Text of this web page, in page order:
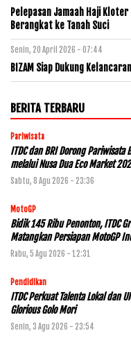
Pelepasan Jamaah Haji Kloter
Berangkat ke Tanah Suci
Senin, 20 April 2026 - 07:44
BIZAM Siap Dukung
BERITA TERBARU
Pariwisata
ITDC dan BRI Dorong Pariwisata
melalui Nusa Dua Eco Market
Sabtu, 8 Agu 2026 - 23:36
MotoGP
Bidik 145 Ribu Penonton, ITDC
Matangkan Persiapan MotoGP
Rabu, 5 Agu 2026 - 12:31
Pendidikan
ITDC Perkuat Talenta Lokal dan
Glorious Golo Mori
Senin, 3 Agu 2026 - 23:54